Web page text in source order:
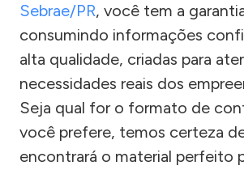
Sebrae/PR, você tem a
consumindo informações
alta qualidade, criadas para
necessidades reais dos
Seja qual for o formato de
você prefere, temos certeza
encontrará o material perfeito